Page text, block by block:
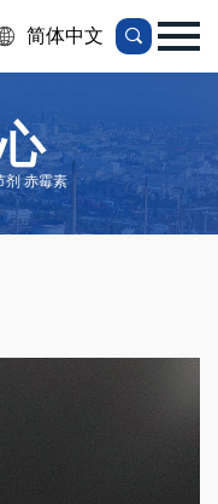
简体中文
剂 赤霉素